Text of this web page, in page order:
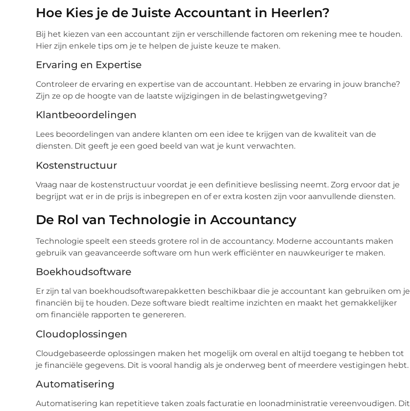
Hoe Kies je de Juiste Accountant in Heerlen?
Bij het kiezen van een accountant zijn er verschillende factoren om rekening mee te houden.
Hier zijn enkele tips om je te helpen de juiste keuze te maken.
Ervaring en Expertise
Controleer de ervaring en expertise van de accountant. Hebben ze ervaring in jouw branche?
Zijn ze op de hoogte van de laatste wijzigingen in de belastingwetgeving?
Klantbeoordelingen
Lees beoordelingen van andere klanten om een idee te krijgen van de kwaliteit van de
diensten. Dit geeft je een goed beeld van wat je kunt verwachten.
Kostenstructuur
Vraag naar de kostenstructuur voordat je een definitieve beslissing neemt. Zorg ervoor dat je
begrijpt wat er in de prijs is inbegrepen en of er extra kosten zijn voor aanvullende diensten.
De Rol van Technologie in Accountancy
Technologie speelt een steeds grotere rol in de accountancy. Moderne accountants maken
gebruik van geavanceerde software om hun werk efficiënter en nauwkeuriger te maken.
Boekhoudsoftware
Er zijn tal van boekhoudsoftwarepakketten beschikbaar die je accountant kan gebruiken om je
financiën bij te houden. Deze software biedt realtime inzichten en maakt het gemakkelijker
om financiële rapporten te genereren.
Cloudoplossingen
Cloudgebaseerde oplossingen maken het mogelijk om overal en altijd toegang te hebben tot
je financiële gegevens. Dit is vooral handig als je onderweg bent of meerdere vestigingen hebt.
Automatisering
Automatisering kan repetitieve taken zoals facturatie en loonadministratie vereenvoudigen. Dit